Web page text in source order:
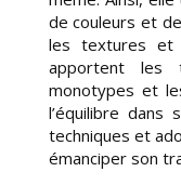
de couleurs et
les textures et
apportent les
monotypes et
l’équilibre
techniques et
émanciper son